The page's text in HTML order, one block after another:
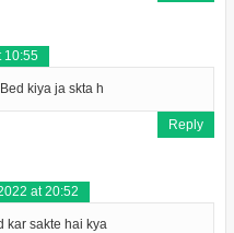
10:55
kiya ja skta h
Reply
at 20:52
kar sakte hai kya